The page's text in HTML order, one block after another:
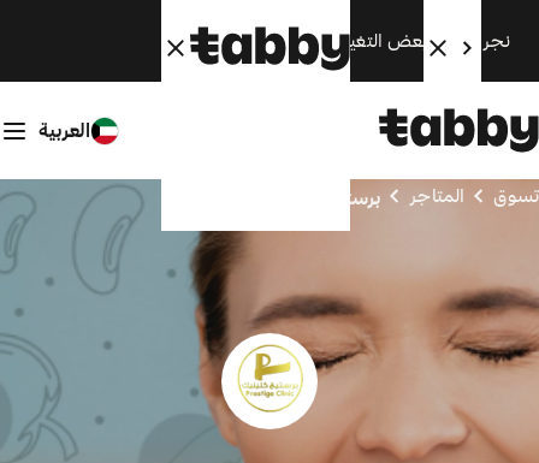
نجري الآن بعض التغييرات. سنعود قريبًا.
العربية
تسوق المتاجر برستيج كلينك